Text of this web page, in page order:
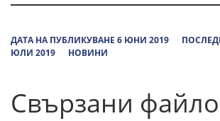
ДАТА НА ПУБЛИКУВАНЕ 6 ЮНИ 2019
ЮЛИ 2019
НОВИНИ
Свързани